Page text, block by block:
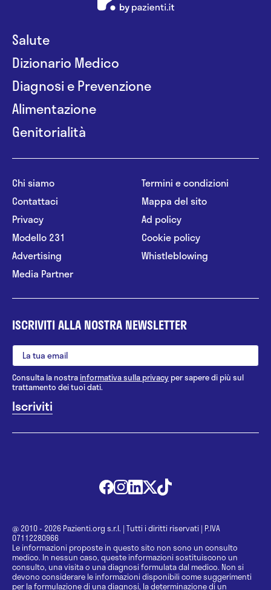
Salute
Dizionario Medico
Diagnosi e Prevenzione
Alimentazione
Genitorialità
Chi siamo
Contattaci
Privacy
Modello 231
Advertising
Media Partner
Termini e condizioni
Mappa del sito
Ad policy
Cookie policy
Whistleblowing
ISCRIVITI ALLA NOSTRA NEWSLETTER
Consulta la nostrainformativa sulla privacy per sapere di più sul
trattamento dei tuoi dati.
@ 2010 - 2026 Pazienti.org s.r.l. | Tutti i diritti riservati | P.IVA
07112280966
Le informazioni proposte in questo sito non sono un consulto
medico. In nessun caso, queste informazioni sostituiscono un
consulto, una visita o una diagnosi formulata dal medico. Non si
devono considerare le informazioni disponibili come suggerimenti
per la formulazione di una diagnosi, la determinazione di un